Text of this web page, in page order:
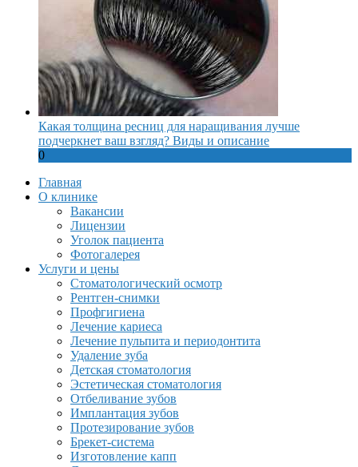
Какая толщина ресниц для наращивания лучше
подчеркнет ваш взгляд? Виды и описание
0
Главная
О клинике
Вакансии
Лицензии
Уголок пациента
Фотогалерея
Услуги и цены
Стоматологический осмотр
Рентген-снимки
Профгигиена
Лечение кариеса
Лечение пульпита и периодонтита
Удаление зуба
Детская стоматология
Эстетическая стоматология
Отбеливание зубов
Имплантация зубов
Протезирование зубов
Брекет-система
Изготовление капп